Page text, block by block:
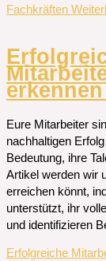
Fachkräften
Eure Mitarbeiter
nachhaltigen
Bedeutung, ihre
Artikel werden wir
erreichen könnt,
unterstützt, ihr
und identifizieren
Erfolgreiche